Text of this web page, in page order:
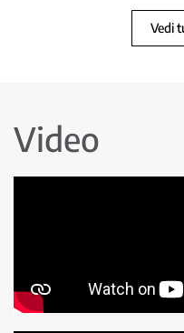
Vedi
Video